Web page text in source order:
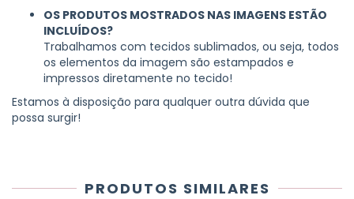
OS PRODUTOS MOSTRADOS NAS IMAGENS ESTÃO
INCLUÍDOS?
Trabalhamos com tecidos sublimados, ou seja, todos
os elementos da imagem são estampados e
impressos diretamente no tecido!
Estamos à disposição para qualquer outra dúvida que
possa surgir!
PRODUTOS SIMILARES